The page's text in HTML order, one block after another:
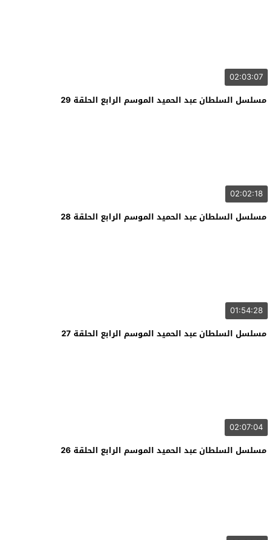
02:03:07
مسلسل السلطان عبد الحميد الموسم الرابع الحلقة 29
02:02:18
مسلسل السلطان عبد الحميد الموسم الرابع الحلقة 28
01:54:28
مسلسل السلطان عبد الحميد الموسم الرابع الحلقة 27
02:07:04
مسلسل السلطان عبد الحميد الموسم الرابع الحلقة 26